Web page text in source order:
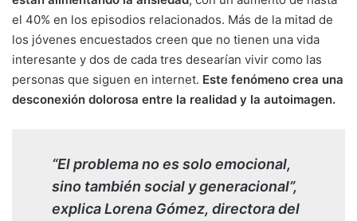
el 40% en los episodios relacionados. Más de la mitad de
los jóvenes encuestados creen que no tienen una vida
interesante y dos de cada tres desearían vivir como las
personas que siguen en internet. Este fenómeno crea una
desconexión dolorosa entre la realidad y la autoimagen.
“El problema no es solo emocional,
sino también social y generacional”,
explica Lorena Gómez, directora del